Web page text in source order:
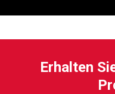
Erhalten